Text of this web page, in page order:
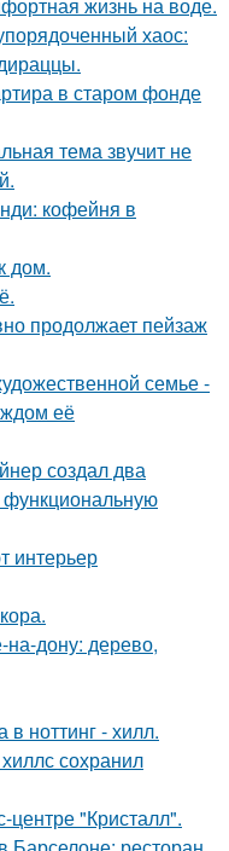
жизнь на воде.
хаос:
в старом фонде
тема звучит не
кофейня в
дом.
продолжает пейзаж
семье -
её
создал два
функциональную
интерьер
дону: дерево,
в ноттинг - хилл.
сохранил
центре "Кристалл".